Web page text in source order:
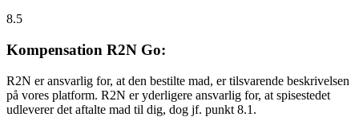
8.5
Kompensation R2N Go:
R2N er ansvarlig for, at den bestilte mad, er tilsvarende beskrivelsen
på vores platform. R2N er yderligere ansvarlig for, at spisestedet
udleverer det aftalte mad til dig, dog jf. punkt 8.1.